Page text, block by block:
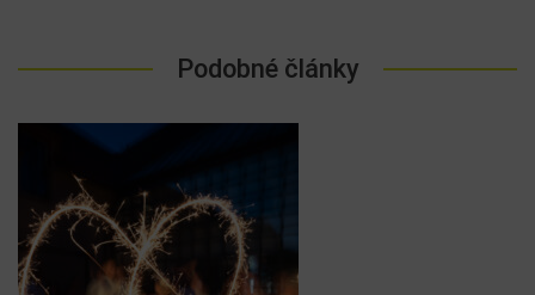
Podobné články